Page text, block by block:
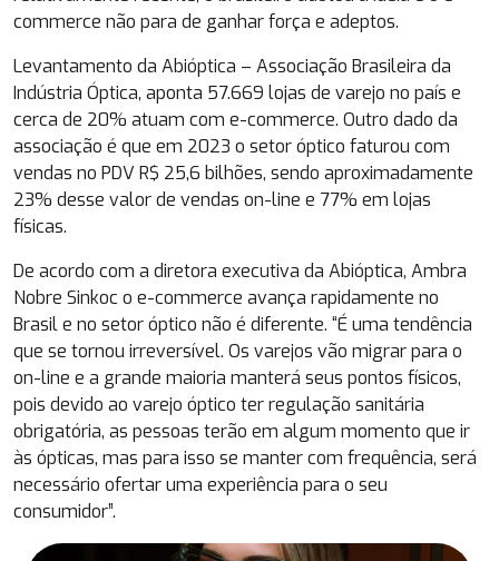
commerce não para de ganhar força e adeptos.
Levantamento da Abióptica – Associação Brasileira da
Indústria Óptica, aponta 57.669 lojas de varejo no país e
cerca de 20% atuam com e-commerce. Outro dado da
associação é que em 2023 o setor óptico faturou com
vendas no PDV R$ 25,6 bilhões, sendo aproximadamente
23% desse valor de vendas on-line e 77% em lojas
físicas.
De acordo com a diretora executiva da Abióptica, Ambra
Nobre Sinkoc o e-commerce avança rapidamente no
Brasil e no setor óptico não é diferente. “É uma tendência
que se tornou irreversível. Os varejos vão migrar para o
on-line e a grande maioria manterá seus pontos físicos,
pois devido ao varejo óptico ter regulação sanitária
obrigatória, as pessoas terão em algum momento que ir
às ópticas, mas para isso se manter com frequência, será
necessário ofertar uma experiência para o seu
consumidor”.